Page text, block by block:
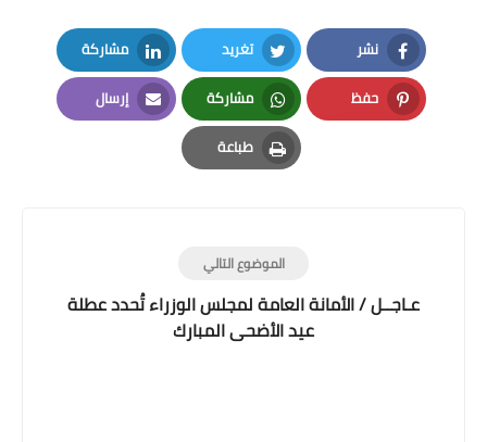
نشر
Facebook
تغريد
Twitter
مشاركة
LinkedIn
حفظ
Pinterest
مشاركة
Whatsapp
إرسال
Email
طباعة
Print
الموضوع التالي
عـاجــل / الأمانة العامة لمجلس الوزراء تُحدد عطلة
عيد الأضحى المبارك